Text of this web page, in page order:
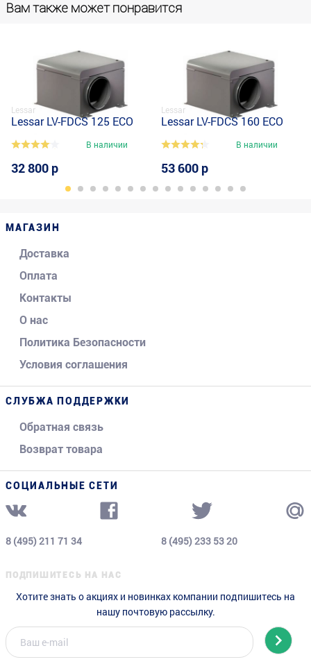
Вам также может понравится
Lessar
Lessar LV-FDCS 125 ECO
В наличии
32 800 р
Lessar
Lessar LV-FDCS 160 ECO
В наличии
53 600 р
МАГАЗИН
Доставка
Оплата
Контакты
О нас
Политика Безопасности
Условия соглашения
СЛУБЖА ПОДДЕРЖКИ
Обратная связь
Возврат товара
СОЦИАЛЬНЫЕ СЕТИ
8 (495) 211 71 34 8 (495) 233 53 20
ПОДПИШИТЕСЬ НА НАС
Хотите знать о акциях и новинках компании подпишитесь на
нашу почтовую рассылку.